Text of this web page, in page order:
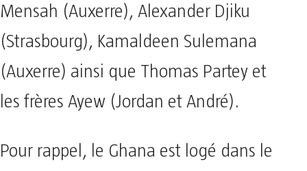
Mensah (Auxerre), Alexander Djiku
(Strasbourg), Kamaldeen Sulemana
(Auxerre) ainsi que Thomas Partey et
les frères Ayew (Jordan et André).
Pour rappel, le Ghana est logé dans le